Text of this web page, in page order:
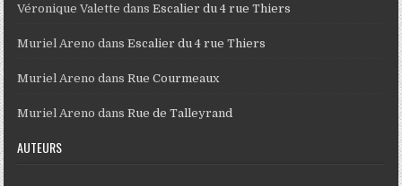
Véronique Valette dansEscalier du 4 rue Thiers
Muriel Areno dansEscalier du 4 rue Thiers
Muriel Areno dansRue Courmeaux
Muriel Areno dansRue de Talleyrand
AUTEURS